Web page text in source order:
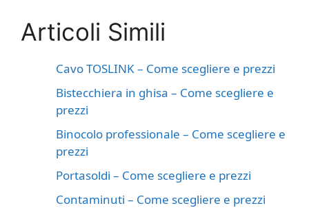
Articoli Simili
Cavo TOSLINK – Come scegliere e prezzi
Bistecchiera in ghisa – Come scegliere e
prezzi
Binocolo professionale – Come scegliere e
prezzi
Portasoldi – Come scegliere e prezzi
Contaminuti – Come scegliere e prezzi